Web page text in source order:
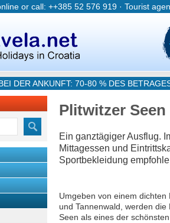
or call: ++385 52 576 919 · Tourist
DER ANKUNFT: 70-80 % DES
Plitwitzer
Ein ganztägiger Ausflug.
Mittagessen und
Sportbekleidung
Umgeben von einem dichten
und Tannenwald, werden die
Seen als eines der schönsten